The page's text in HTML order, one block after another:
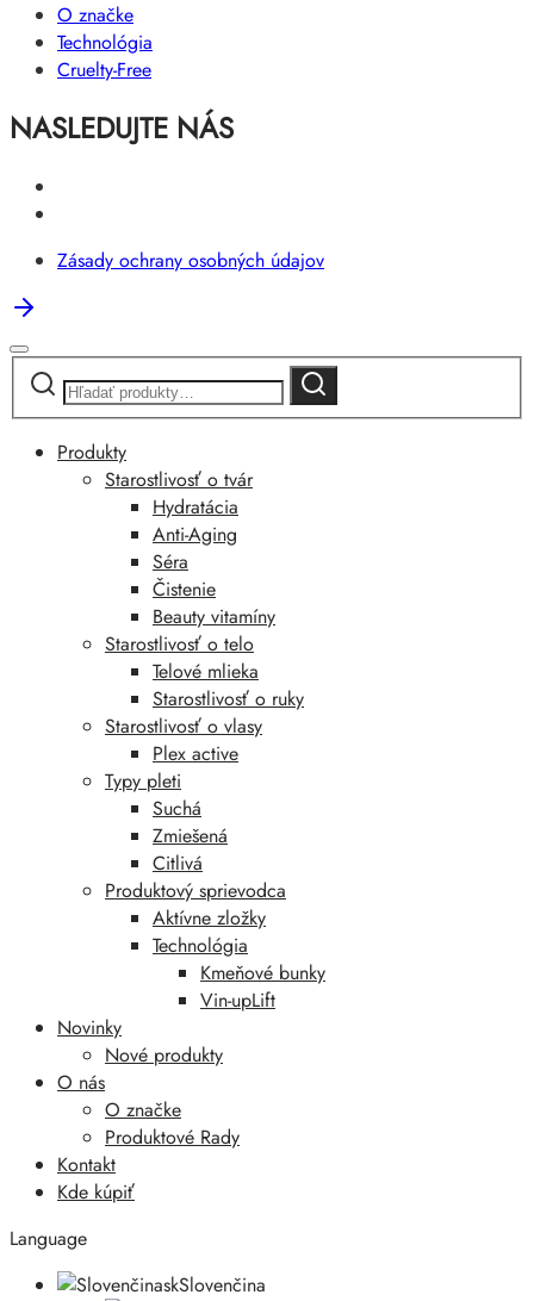
O značke
Technológia
Cruelty-Free
NASLEDUJTE NÁS
Zásady ochrany osobných údajov
Hľadať: Vyhľadávanie
Produkty
Starostlivosť o tvár
Hydratácia
Anti-Aging
Séra
Čistenie
Beauty vitamíny
Starostlivosť o telo
Telové mlieka
Starostlivosť o ruky
Starostlivosť o vlasy
Plex active
Typy pleti
Suchá
Zmiešená
Citlivá
Produktový sprievodca
Aktívne zložky
Technológia
Kmeňové bunky
Vin-upLift
Novinky
Nové produkty
O nás
O značke
Produktové Rady
Kontakt
Kde kúpiť
Language
skSlovenčina